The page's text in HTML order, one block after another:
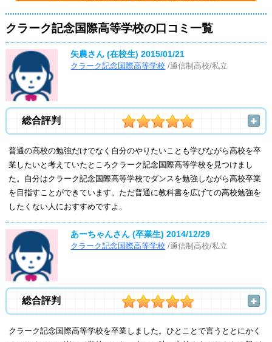
クラーク記念国際高等学校の口コミ一覧
矢農さん (在校生)2015/01/21
クラーク記念国際高等学校 /通信制高校/私立
総合評判
普通の高校の勉強だけでなく自分のやりたいことも学びながら高校を卒
業したいと考えていたところクラーク記念国際高等学校を見つけまし
た。自分はクラーク記念国際高等学校でダンスを勉強しながら高校卒業
を目指すことができています。ただ普通に教科書を広げての高校勉強を
したくない人におすすめですよ。
あーちゃんさん (卒業生)2014/12/29
クラーク記念国際高等学校 /通信制高校/私立
総合評判
クラーク記念国際高等学校を卒業しました。ひとことで言うととにかく